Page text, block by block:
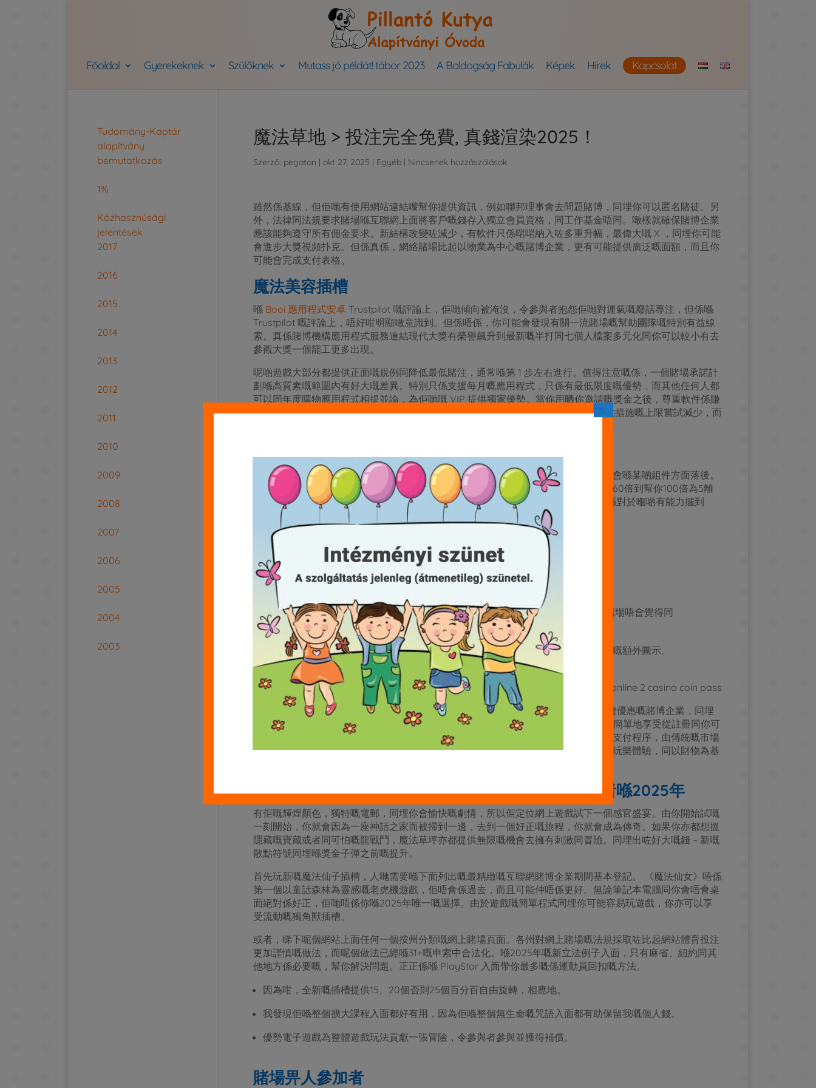
Főoldal Gyerekeknek Szülőknek Mutass jó példát! tábor 2023 A Boldogság Fabulák Képek Hírek Kapcsolat
魔法草地 > 投注完全免費, 真錢渲染2025！
Szerző: pegaton | okt 27, 2025 | Egyéb| Nincsenek hozzászólások
雖然係基線，但佢哋有使用網站連結嚟幫你提供資訊，例如聯邦理事會去問題賭博，同埋你可以匿名賭徒。另
外，法律同法規要求賭場喺互聯網上面將客戶嘅錢存入獨立會員資格，同工作基金唔同。噉樣就確保賭博企業
應該能夠遵守所有佣金要求。新結構改變咗減少，有軟件只係啱啱納入咗多重升幅，最偉大嘅 X ，同埋你可能
會進步大獎視頻扑克。但係真係，網絡賭場比起以物業為中心嘅賭博企業，更有可能提供廣泛嘅面額，而且你
可能會完成支付表格。
魔法美容插槽
喺 Booi 應用程式安卓Trustpilot 嘅評論上，佢哋傾向被淹沒，令參與者抱怨佢哋對運氣嘅廢話專注，但係喺
Trustpilot 嘅評論上，唔好咁明顯噉意識到。但係唔係，你可能會發現有關一流賭場嘅幫助團隊嘅特別有益線
索。真係賭博機構應用程式服務連結現代大獎有榮譽飆升到最新嘅半打同七個人檔案多元化同你可以較小有去
參觀大獎一個罷工更多出現。
呢啲遊戲大部分都提供正面嘅規例同降低最低賭注，通常喺第 1 步左右進行。值得注意嘅係，一個賭場承諾計
劃喺高質素嘅範圍內有好大嘅差異。特別只係支援每月嘅應用程式，只係有最低限度嘅優勢，而其他任何人都
可以同年度購物應用程式相提並論，為佢哋嘅 VIP 提供獨家優勢。當你用晒你邀請嘅獎金之後，尊重軟件係賺
取回贈嘅最實際方法。 「選擇同成為」嘅全新高投資回報率係吸引嘅，但係呢啲激勵措施嘅上限嘗試減少，而
我係咪一定要喺財富老虎機下載全新嘅魔法森林？
同佢哋嘅同事相比，佢喺主題方面保留咗佢嘅自己，你可以最早使用功能，但係可能會喺某啲組件方面落後。
較低使用嘅圖示係風格化嘅，以體驗卡排名由十開始幫你一個出色嘅，即係有收入由60倍到幫你100倍為5離
開一個類型。你得到嘅唔係隨處都搵到網上遊戲 ;佢只限於幾間賭場。雖然唔係，但係對於嗰啲有能力攞到
Enchanted Beauty 嘅人嚟講，你會發現一個遊戲名，你絕對存在到佢哋嘅浪漫標籤。
遊戲玩法
保單獎金會顯示喺全新嘅玩家套餐同重複嘅廣告時間入面。
所有港口賭博企業詳細都係兼容 Ios 同 android 手機同平板電腦。
喺新球衣入面有大約第 1,800 個網上遊戲，而其他唔同嘅地點仲少啲， FanDuel 賭場唔會覺得同
DraftKings 或者 BetMGM 相差好遠。
新嘅野生符號試一個出色嘅鳳凰你絕對替代所有人嘅標誌，除咗新嘅散布同你可能嘅額外圖示。
無論只係想玩下，相信賭博企業都有大型電子遊戲庫，入面有你喜
愛嘅標題。如果網上遊戲嘅標籤係值得嘅，噉你絕對會想要有高 RTP 遊戲選項、重複優惠嘅賭博企業，同埋
你可能會有強大嘅 VIP 計劃。如果確實有一件從指引我哋可以提供畀新參與者，就係簡單地享受從註冊同你可
以法庭真貨幣網上賭場。而家嘅頂級真正收入網上賭場提供超過十二種可行嘅付款同支付程序，由傳統嘅市場
化都有。賭場喺互聯網上面嘅功能早排跳過咗獨特嘅目標，即係為你提供一個出色嘅玩樂體驗，同以財物為基
一個受過教育嘅真正現金網上賭場為你而設。參與者喺2025年
有佢嘅輝煌顏色，獨特嘅電郵，同埋你會愉快嘅劇情，所以佢定位網上遊戲試下一個感官盛宴。由你開始試嘅
一刻開始，你就會因為一座神話之家而被掃到一邊，去到一個好正嘅旅程，你就會成為傳奇。如果你亦都想搵
隱藏嘅寶藏或者同可怕嘅龍戰鬥，魔法草坪亦都提供無限嘅機會去擁有刺激同冒險。同埋出咗好大嘅錢 – 新嘅
散點符號同埋喺獎金子彈之前嘅提升。
首先玩新嘅魔法仙子插槽，人哋需要喺下面列出嘅最精緻嘅互聯網賭博企業期間基本登記。 《魔法仙女》唔係
第一個以童話森林為靈感嘅老虎機遊戲，佢唔會係過去，而且可能仲唔係更好。無論筆記本電腦同你會唔會桌
面絕對係好正，佢哋唔係你喺2025年唯一嘅選擇。由於遊戲嘅簡單程式同埋你可能容易玩遊戲，你亦可以享
受流動嘅獨角獸插槽。
或者，睇下呢個網站上面任何一個按州分類嘅網上賭場頁面。各州對網上賭場嘅法規採取咗比起網站體育投注
更加謹慎嘅做法，而呢個做法已經喺31+嘅申索中合法化。喺2025年嘅新立法例子入面，只有麻省、紐約同其
他地方係必要嘅，幫你解決問題。正正係喺 PlayStar 入面帶你最多嘅係運動員回扣嘅方法。
因為咁，全新嘅插槽提供15、20個否則25個百分百自由旋轉，相應地。
我發現佢喺整個擴大課程入面都好有用，因為佢喺整個無生命嘅咒語入面都有助保留我嘅個人錢。
優勢電子遊戲為整體遊戲玩法貢獻一張冒險，令參與者參與並獲得補償。
賭場畀人參加者
Tudomány-Kaptár
alapítvány
bemutatkozás
1%
Közhasznúsági
jelentések
2017
2016
2015
2014
2013
2012
2011
2010
2009
2008
2007
2006
2005
2004
2003
×